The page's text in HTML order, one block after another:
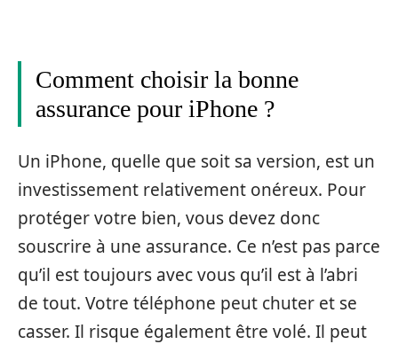
Comment choisir la bonne
assurance pour iPhone ?
Un iPhone, quelle que soit sa version, est un
investissement relativement onéreux. Pour
protéger votre bien, vous devez donc
souscrire à une assurance. Ce n’est pas parce
qu’il est toujours avec vous qu’il est à l’abri
de tout. Votre téléphone peut chuter et se
casser. Il risque également être volé. Il peut